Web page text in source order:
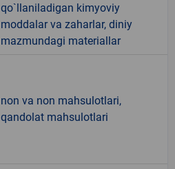
qo`llaniladigan kimyoviy
moddalar va zaharlar, diniy
mazmundagi materiallar
non va non mahsulotlari,
qandolat mahsulotlari